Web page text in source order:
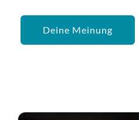
Deine Meinung